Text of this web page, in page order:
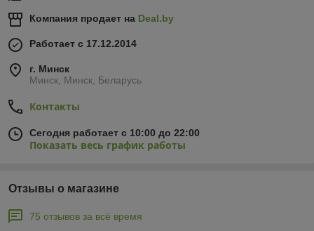
Компания продает на Deal.by
Работает с 17.12.2014
г. Минск
Минск, Минск, Беларусь
Контакты
Сегодня работает с 10:00 до 22:00
Показать весь график работы
Отзывы о магазине
75 отзывов за всё время